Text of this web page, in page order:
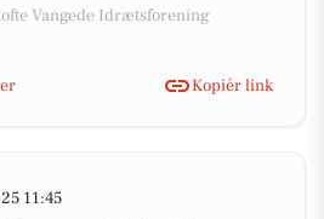
Vangede Idrætsforening
Kopiér link
11:45